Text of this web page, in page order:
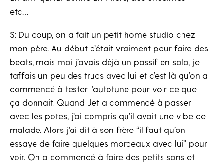
etc…
S: Du coup, on a fait un petit home studio chez
mon père. Au début c’était vraiment pour faire des
beats, mais moi j’avais déjà un passif en solo, je
taffais un peu des trucs avec lui et c’est là qu’on a
commencé à tester l’autotune pour voir ce que
ça donnait. Quand Jet a commencé à passer
avec les potes, j’ai compris qu’il avait une vibe de
malade. Alors j’ai dit à son frère “il faut qu’on
essaye de faire quelques morceaux avec lui” pour
voir. On a commencé à faire des petits sons et